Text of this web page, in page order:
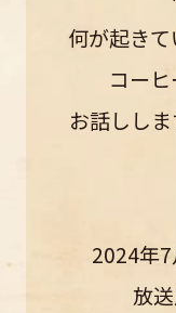
何が起きて
コー
お話ししま
2024年
放